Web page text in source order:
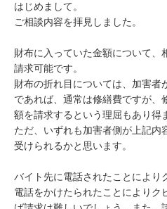
はじめまして。
ご相談内容を拝見しました。
財布に入っていた金額について、
請求可能です。
財布の折れ目については、加害者
であれば、通常は修繕費ですが、
額を請求するという理屈もあり得
ただ、いずれも加害者側が上記内
受けられるかと思います。
バイト先に電話されたことにより
電話をかけたられたことによりク